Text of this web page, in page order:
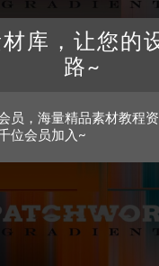
库，让您的
路~
员，海量精品素材教程资
位会员加入~